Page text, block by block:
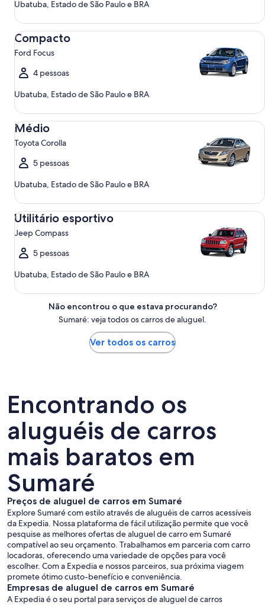
Ubatuba, Estado de São Paulo e BRA
Compacto
Ford Focus
4 pessoas
Ubatuba, Estado de São Paulo e BRA
Compacto Ford Focus
Médio
Toyota Corolla
5 pessoas
Ubatuba, Estado de São Paulo e BRA
Médio Toyota Corolla
Utilitário esportivo
Jeep Compass
5 pessoas
Ubatuba, Estado de São Paulo e BRA
Utilitário esportivo Jeep Compass
Não encontrou o que estava procurando?
Sumaré: veja todos os carros de aluguel.
Ver todos os carros
Encontrando os
aluguéis de carros
mais baratos em
Sumaré
Preços de aluguel de carros em Sumaré
Explore Sumaré com estilo através de aluguéis de carros acessíveis
da Expedia. Nossa plataforma de fácil utilização permite que você
pesquise as melhores ofertas de aluguel de carro em Sumaré
compatível ao seu orçamento. Trabalhamos em parceria com carro
locadoras, oferecendo uma variedade de opções para você
escolher. Com a Expedia e nossos parceiros, sua próxima viagem
promete ótimo custo-benefício e conveniência.
Empresas de aluguel de carros em Sumaré
A Expedia é o seu portal para serviços de aluguel de carros